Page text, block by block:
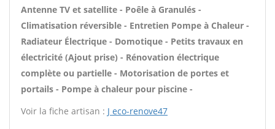
Antenne TV et satellite - Poêle à Granulés -
Climatisation réversible - Entretien Pompe à Chaleur -
Radiateur Électrique - Domotique - Petits travaux en
électricité (Ajout prise) - Rénovation électrique
complète ou partielle - Motorisation de portes et
portails - Pompe à chaleur pour piscine -
Voir la fiche artisan : J eco-renove47